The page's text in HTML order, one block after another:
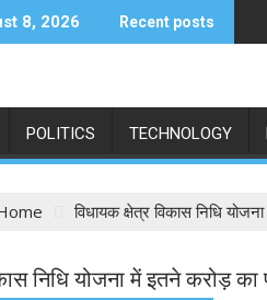
8, 2026 Recent posts
POLITICS TECHNOLOGY
विधायक क्षेत्र विकास निधि
निधि योजना में इतने करोड़ का